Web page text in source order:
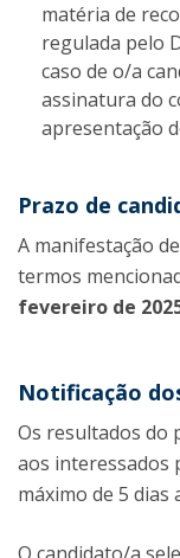
matéria de
regulada pelo
caso de o/a
assinatura do
apresentação
Prazo de
A manifestação
termos
fevereiro de
Notificação
Os resultados do
aos interessados
máximo de 5 dias